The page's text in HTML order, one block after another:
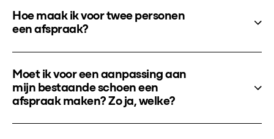
Hoe maak ik voor twee personen
een afspraak?
Moet ik voor een aanpassing aan
mijn bestaande schoen een
afspraak maken? Zo ja, welke?